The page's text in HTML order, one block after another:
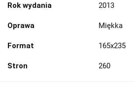
Rok wydania 2013
Oprawa Miękka
Format 165x235
Stron 260